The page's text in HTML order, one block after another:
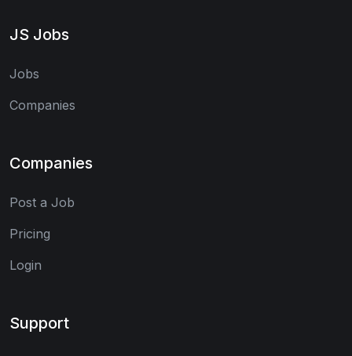
JS Jobs
Jobs
Companies
Companies
Post a Job
Pricing
Login
Support